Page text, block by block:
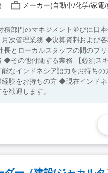
メーカー(自動車/化学/家
務部門のマネジメント並びに
月次管理業務 ◆決算資料および
長とローカルスタッフの間のブ
】 ◆経理・財務に関する基礎知識をお持ちの方 ◆業務上
能なインドネシア語力をお持ち
経験をお持ちの方 ◆現在インド
歓迎します。